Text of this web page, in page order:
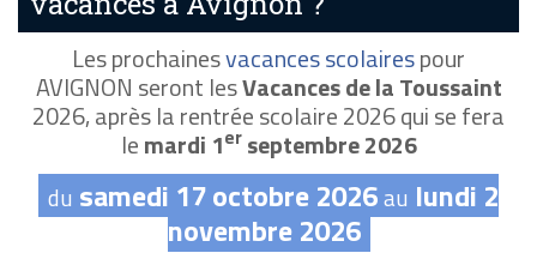
Les prochainesvacances scolairespour
AVIGNON seront lesVacances de la Toussaint
2026, après la rentrée scolaire 2026 qui se fera
lemardi 1erseptembre 2026
du samedi 17 octobre 2026au lundi 2
novembre 2026